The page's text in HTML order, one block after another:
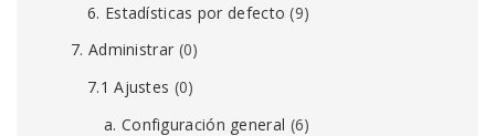
6. Estadísticas por defecto (9)
7. Administrar (0)
7.1 Ajustes (0)
a. Configuración general (6)